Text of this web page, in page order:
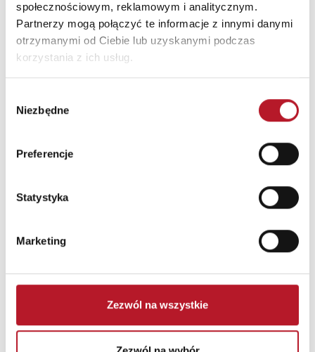
społecznościowym, reklamowym i analitycznym.
Partnerzy mogą połączyć te informacje z innymi danymi
otrzymanymi od Ciebie lub uzyskanymi podczas
korzystania z ich usług.
zgody
Niezbędne
Preferencje
Statystyka
Marketing
Zezwól na wszystkie